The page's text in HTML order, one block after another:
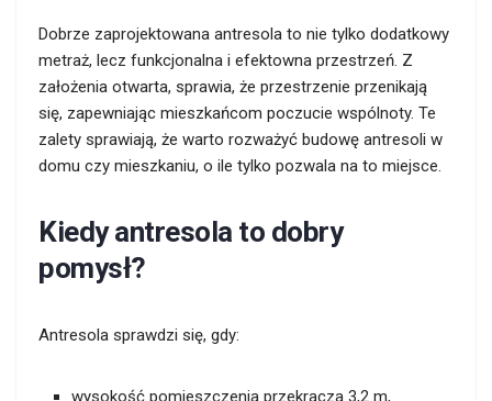
Dobrze zaprojektowana antresola to nie tylko dodatkowy
metraż, lecz funkcjonalna i efektowna przestrzeń. Z
założenia otwarta, sprawia, że przestrzenie przenikają
się, zapewniając mieszkańcom poczucie wspólnoty. Te
zalety sprawiają, że warto rozważyć budowę antresoli w
domu czy mieszkaniu, o ile tylko pozwala na to miejsce.
Kiedy antresola to dobry
pomysł?
Antresola sprawdzi się, gdy:
wysokość pomieszczenia przekracza 3,2 m,